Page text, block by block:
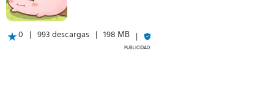
0 993 descargas 198 MB
PUBLICIDAD